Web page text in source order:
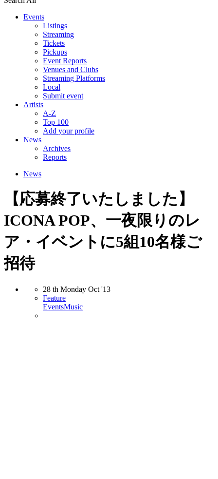
Events
Listings
Streaming
Tickets
Pickups
Event Reports
Venues and Clubs
Streaming Platforms
Local
Submit event
Artists
A-Z
Top 100
Add your profile
News
Archives
Reports
News
【応募終了いたしました】
ICONA POP、一夜限りのレ
ア・イベントに5組10名様ご
招待
28 th Monday Oct '13
Feature
EventsMusic